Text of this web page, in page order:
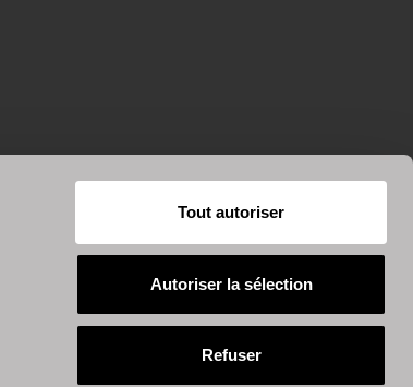
Tout autoriser
Autoriser la sélection
Refuser